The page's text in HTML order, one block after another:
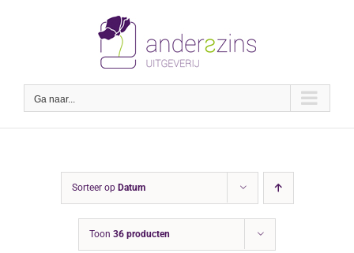
Ga naar...
Sorteer op Datum
Toon 36 producten